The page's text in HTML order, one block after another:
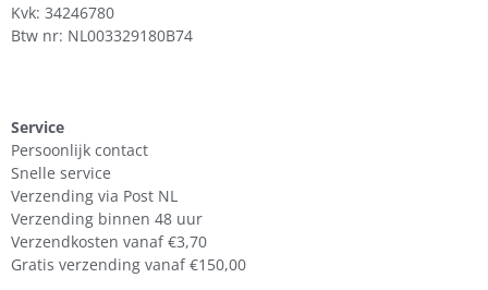
Kvk: 34246780
Btw nr: NL003329180B74
Service
Persoonlijk contact
Snelle service
Verzending via Post NL
Verzending binnen 48 uur
Verzendkosten vanaf €3,70
Gratis verzending vanaf €150,00